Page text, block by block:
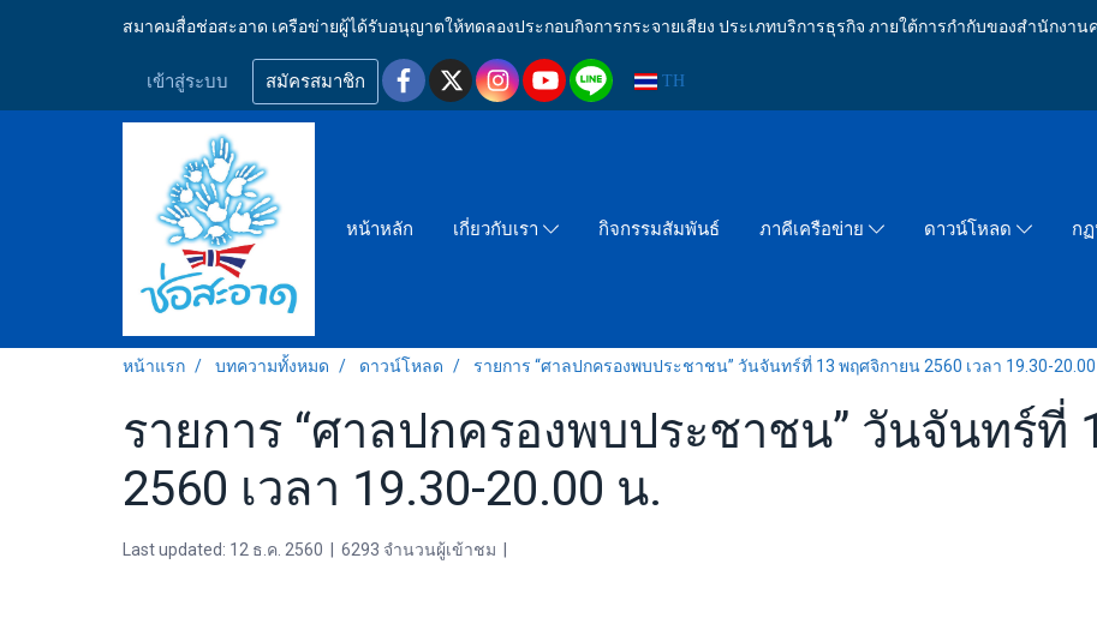
สมาคมสื่อช่อสะอาด เครือข่ายผู้ได้รับอนุญาตให้ทดลองประกอบกิจการกระจายเสียง ประเภทบริการธุรกิจ ภายใต้การกำกับของสำนักง
เข้าสู่ระบบ สมัครสมาชิก TH
หน้าหลัก เกี่ยวกับเรา กิจกรรมสัมพันธ์ ภาคีเครือข่าย ดาวน์โหลด ก
หน้าแรก บทความทั้งหมด ดาวน์โหลด รายการ “ศาลปกครองพบประชาชน” วันจันทร์ที่ 13 พฤศจิกายน 2560 เวลา 19.30-20.00
รายการ “ศาลปกครองพบประชาชน” วันจันทร์ที่
2560 เวลา 19.30-20.00 น.
Last updated: 12 ธ.ค. 2560 6293 จำนวนผู้เข้าชม